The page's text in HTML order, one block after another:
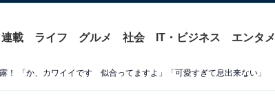
連載 ライフ グルメ 社会 IT・ビジネス エンタメ
！ 「か、カワイイです 似合ってますよ」「可愛すぎて息出来ない」